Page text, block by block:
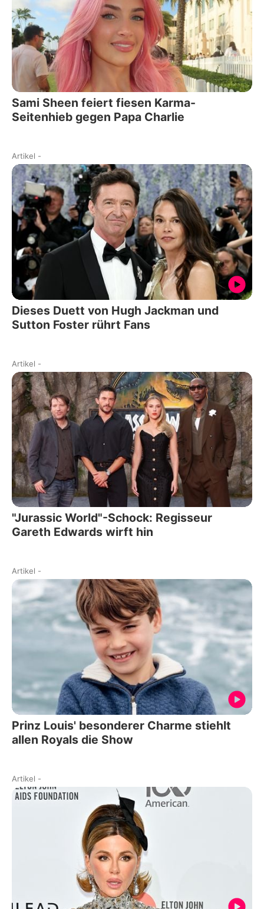
Sami Sheen feiert fiesen Karma-
Seitenhieb gegen Papa Charlie
Artikel -
Dieses Duett von Hugh Jackman und
Sutton Foster rührt Fans
Artikel -
"Jurassic World"-Schock: Regisseur
Gareth Edwards wirft hin
Artikel -
Prinz Louis' besonderer Charme stiehlt
allen Royals die Show
Artikel -